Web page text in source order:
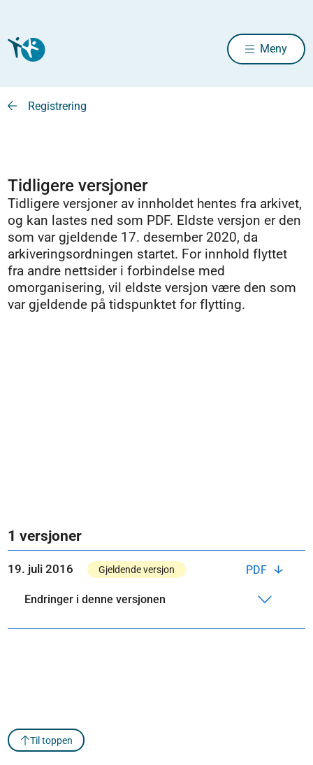
Meny
Registrering
Tidligere versjoner
Tidligere versjoner av innholdet hentes fra arkivet,
og kan lastes ned som PDF. Eldste versjon er den
som var gjeldende 17. desember 2020, da
arkiveringsordningen startet. For innhold flyttet
fra andre nettsider i forbindelse med
omorganisering, vil eldste versjon være den som
var gjeldende på tidspunktet for flytting.
1 versjoner
PDF
19. juli 2016 Gjeldende versjon
Endringer i denne versjonen
Til toppen